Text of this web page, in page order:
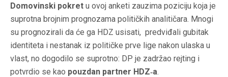
Domovinski pokret u ovoj anketi zauzima poziciju koja je
suprotna brojnim prognozama političkih analitičara. Mnogi
su prognozirali da će ga HDZ usisati, predviđali gubitak
identiteta i nestanak iz političke prve lige nakon ulaska u
vlast, no dogodilo se suprotno: DP je zadržao rejting i
potvrdio se kao pouzdan partner HDZ‑a.